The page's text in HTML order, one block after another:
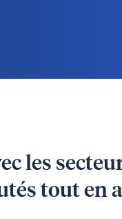
les
tout en